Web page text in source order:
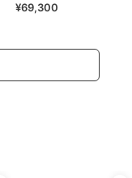
P25－35542）
¥69,300